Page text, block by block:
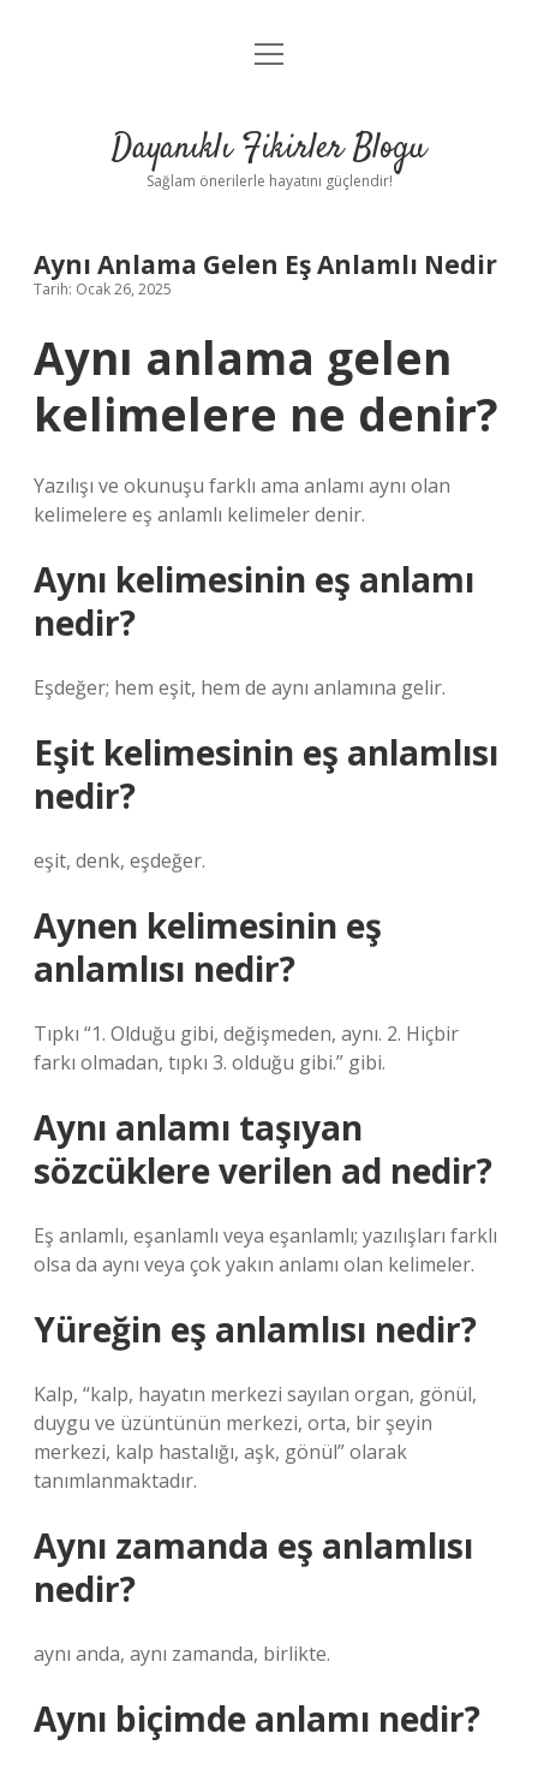
Anasayfa
Yasal Uyarı
menüyü
Dayanıklı Fikirler Blogu
Sağlam önerilerle hayatını güçlendir!
Aynı Anlama Gelen Eş Anlamlı Nedir
Tarih: Ocak 26, 2025
Aynı anlama gelen
kelimelere ne denir?
Yazılışı ve okunuşu farklı ama anlamı aynı olan
kelimelere eş anlamlı kelimeler denir.
Aynı kelimesinin eş anlamı
nedir?
Eşdeğer; hem eşit, hem de aynı anlamına gelir.
Eşit kelimesinin eş anlamlısı
nedir?
eşit, denk, eşdeğer.
Aynen kelimesinin eş
anlamlısı nedir?
Tıpkı “1. Olduğu gibi, değişmeden, aynı. 2. Hiçbir
farkı olmadan, tıpkı 3. olduğu gibi.” gibi.
Aynı anlamı taşıyan
sözcüklere verilen ad nedir?
Eş anlamlı, eşanlamlı veya eşanlamlı; yazılışları farklı
olsa da aynı veya çok yakın anlamı olan kelimeler.
Yüreğin eş anlamlısı nedir?
Kalp, “kalp, hayatın merkezi sayılan organ, gönül,
duygu ve üzüntünün merkezi, orta, bir şeyin
merkezi, kalp hastalığı, aşk, gönül” olarak
tanımlanmaktadır.
Aynı zamanda eş anlamlısı
nedir?
aynı anda, aynı zamanda, birlikte.
Aynı biçimde anlamı nedir?